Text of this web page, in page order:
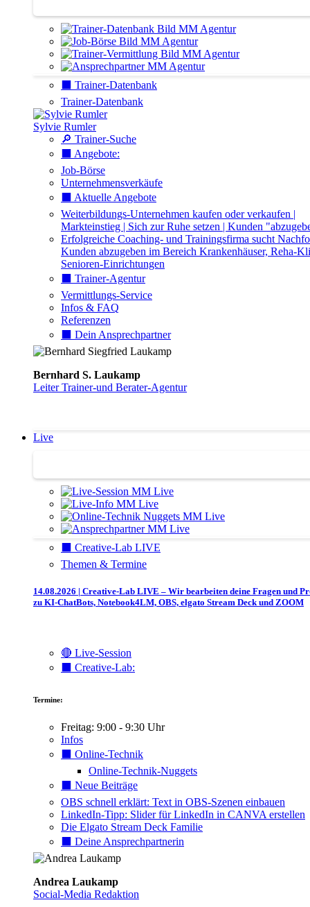
⬛️ Trainer-Datenbank
Trainer-Datenbank
Sylvie Rumler
🔎 Trainer-Suche
⬛️ Angebote:
Job-Börse
Unternehmensverkäufe
⬛️ Aktuelle Angebote
Weiterbildungs-Unternehmen kaufen oder verkaufen |
Markteinstieg | Sich zur Ruhe setzen | Kunden
Erfolgreiche Coaching- und Trainingsfirma sucht
Kunden abzugeben im Bereich Krankenhäuser, Reha-
Senioren-Einrichtungen
⬛️ Trainer-Agentur
Vermittlungs-Service
Infos & FAQ
Referenzen
⬛️ Dein Ansprechpartner
Bernhard S. Laukamp
Leiter Trainer-und Berater-Agentur
Live
⬛️ Creative-Lab LIVE
Themen & Termine
14.08.2026 | Creative-Lab LIVE – Wir bearbeiten deine Fragen und
zu KI-ChatBots, Notebook4LM, OBS, elgato Stream Deck und ZOOM
🔴 Live-Session
⬛️ Creative-Lab:
Termine:
Freitag: 9:00 - 9:30 Uhr
Infos
⬛️ Online-Technik
Online-Technik-Nuggets
⬛️ Neue Beiträge
OBS schnell erklärt: Text in OBS-Szenen einbauen
LinkedIn-Tipp: Slider für LinkedIn in CANVA erstellen
Die Elgato Stream Deck Familie
⬛️ Deine Ansprechpartnerin
Andrea Laukamp
Social-Media Redaktion